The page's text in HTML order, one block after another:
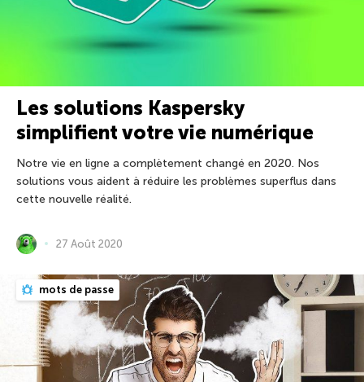
Les solutions Kaspersky
simplifient votre vie numérique
Notre vie en ligne a complètement changé en 2020. Nos
solutions vous aident à réduire les problèmes superflus dans
cette nouvelle réalité.
27 Août 2020
mots de passe